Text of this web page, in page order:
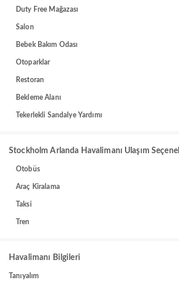
Duty Free Mağazası
Salon
Bebek Bakım Odası
Otoparklar
Restoran
Bekleme Alanı
Tekerlekli Sandalye Yardımı
Stockholm Arlanda Havalimanı Ulaşım
Otobüs
Araç Kiralama
Taksi
Tren
Havalimanı Bilgileri
Tanıyalım